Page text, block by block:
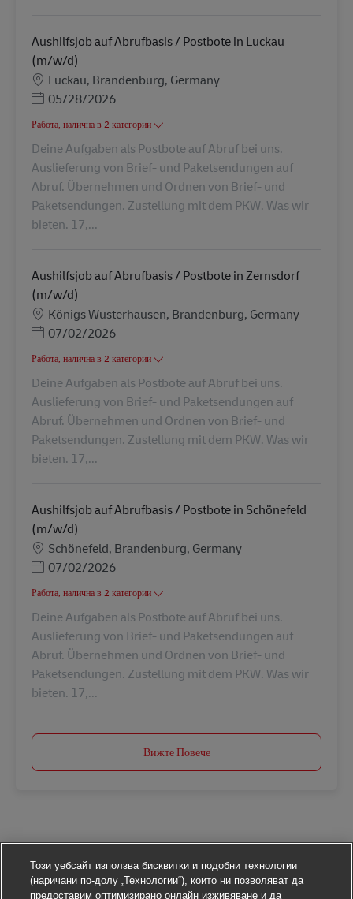
Aushilfsjob auf Abrufbasis / Postbote in Luckau
(m/w/d)
Местоположение
Luckau, Brandenburg, Germany
Posted Date
05/28/2026
Работа, налична в 2 категории
Deine Aufgaben als Postbote auf Abruf bei uns.
Auslieferung von Brief- und Paketsendungen auf
Abruf. Übernehmen und Ordnen von Brief- und
Paketsendungen. Zustellung mit dem PKW. Was wir
bieten. 17,...
Aushilfsjob auf Abrufbasis / Postbote in Zernsdorf
(m/w/d)
Местоположение
Königs Wusterhausen, Brandenburg, Germany
Posted Date
07/02/2026
Работа, налична в 2 категории
Deine Aufgaben als Postbote auf Abruf bei uns.
Auslieferung von Brief- und Paketsendungen auf
Abruf. Übernehmen und Ordnen von Brief- und
Paketsendungen. Zustellung mit dem PKW. Was wir
bieten. 17,...
Aushilfsjob auf Abrufbasis / Postbote in Schönefeld
(m/w/d)
Местоположение
Schönefeld, Brandenburg, Germany
Posted Date
07/02/2026
Работа, налична в 2 категории
Deine Aufgaben als Postbote auf Abruf bei uns.
Auslieferung von Brief- und Paketsendungen auf
Abruf. Übernehmen und Ordnen von Brief- und
Paketsendungen. Zustellung mit dem PKW. Was wir
bieten. 17,...
Вижте Повече
Този уебсайт използва бисквитки и подобни технологии
(наричани по-долу „Технологии“), които ни позволяват да
предоставим оптимизирано онлайн изживяване и да